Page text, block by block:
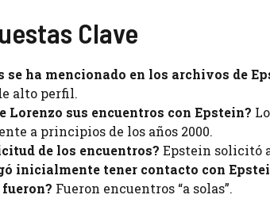
Clave
se ha mencionado en los archivos de
alto perfil.
Lorenzo sus encuentros con Epstein?
a principios de los años 2000.
de los encuentros? Epstein solicitó
inicialmente tener contacto con
Fueron encuentros “a solas”.